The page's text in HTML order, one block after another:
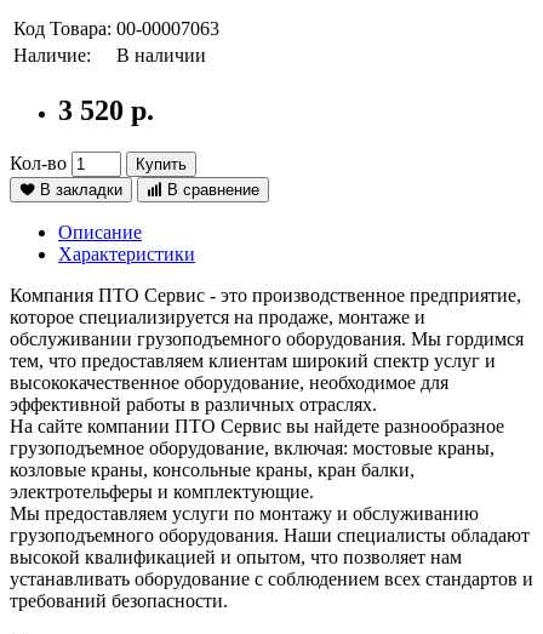
Код Товара: 00-00007063
Наличие:
В наличии
3 520 р.
Кол-во
Купить
В закладки
В сравнение
Описание
Характеристики
Компания ПТО Сервис - это производственное предприятие,
которое специализируется на продаже, монтаже и
обслуживании грузоподъемного оборудования. Мы гордимся
тем, что предоставляем клиентам широкий спектр услуг и
высококачественное оборудование, необходимое для
эффективной работы в различных отраслях.
На сайте компании ПТО Сервис вы найдете разнообразное
грузоподъемное оборудование, включая: мостовые краны,
козловые краны, консольные краны, кран балки,
электротельферы и комплектующие.
Мы предоставляем услуги по монтажу и обслуживанию
грузоподъемного оборудования. Наши специалисты обладают
высокой квалификацией и опытом, что позволяет нам
устанавливать оборудование с соблюдением всех стандартов и
требований безопасности.